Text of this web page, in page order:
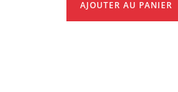
AJOUTER AU PANIER